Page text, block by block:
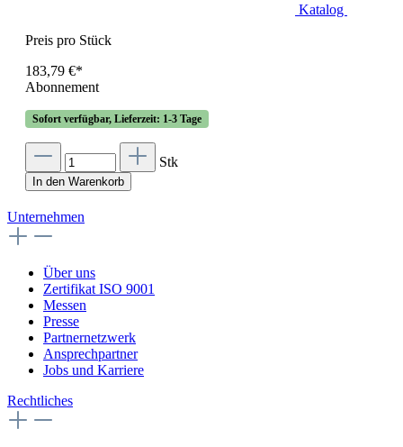
Katalog
Preis pro Stück
183,79 €*
Abonnement
Sofort verfügbar, Lieferzeit: 1-3 Tage
Stk
In den Warenkorb
Unternehmen
Über uns
Zertifikat ISO 9001
Messen
Presse
Partnernetzwerk
Ansprechpartner
Jobs und Karriere
Rechtliches